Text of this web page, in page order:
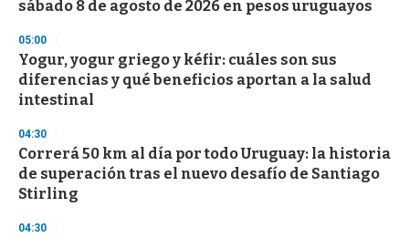
f
3
s
e
c
o
d
s
sábado 8 de agosto de 2026 en pesos uruguayos
05:00
Yogur, yogur griego y kéfir: cuáles son sus
diferencias y qué beneficios aportan a la salud
intestinal
04:30
Correrá 50 km al día por todo Uruguay: la historia
de superación tras el nuevo desafío de Santiago
Stirling
04:30